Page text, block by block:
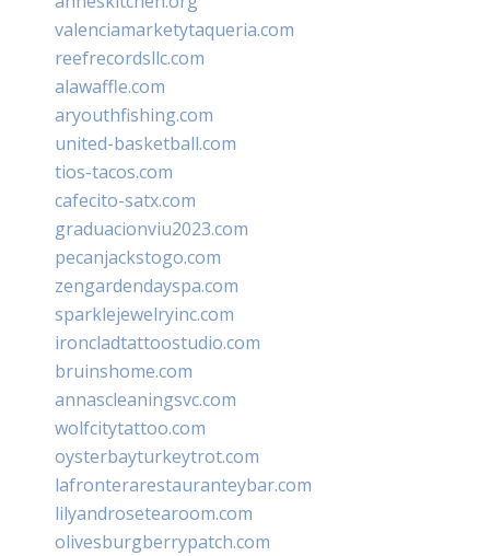
valenciamarketytaqueria.com
reefrecordsllc.com
alawaffle.com
aryouthfishing.com
united-basketball.com
tios-tacos.com
cafecito-satx.com
graduacionviu2023.com
pecanjackstogo.com
zengardendayspa.com
sparklejewelryinc.com
ironcladtattoostudio.com
bruinshome.com
annascleaningsvc.com
wolfcitytattoo.com
oysterbayturkeytrot.com
lafronterarestauranteybar.com
lilyandrosetearoom.com
olivesburgberrypatch.com